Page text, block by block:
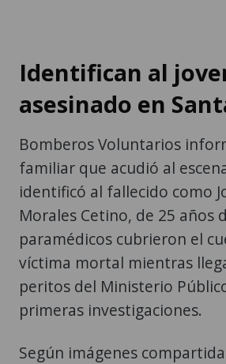
Identifican al
asesinado en
Bomberos Voluntarios
familiar que acudió al
identificó al fallecido como
Morales Cetino, de 25 años
paramédicos cubrieron el
víctima mortal mientras
peritos del Ministerio
primeras investigaciones.
Según imágenes